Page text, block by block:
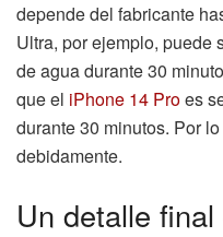
depende del fabricante
Ultra, por ejemplo, puede
de agua durante 30
que el iPhone 14 Proes
durante 30 minutos. Por
debidamente.
Un detalle